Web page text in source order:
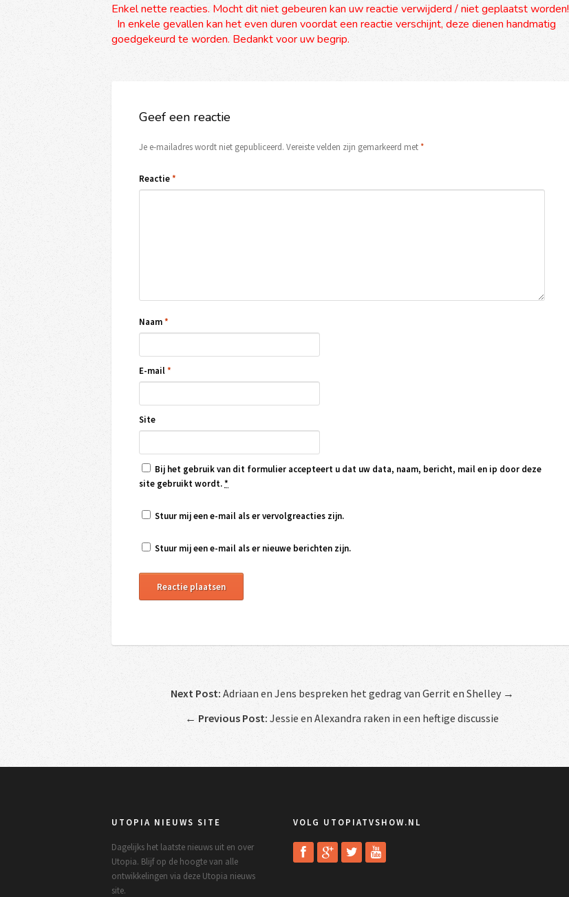
Enkel nette reacties. Mocht dit niet gebeuren kan uw reactie verwijderd / niet geplaatst worden!
In enkele gevallen kan het even duren voordat een reactie verschijnt, deze dienen handmatig
goedgekeurd te worden. Bedankt voor uw begrip.
Geef een reactie
Je e-mailadres wordt niet gepubliceerd. Vereiste velden zijn gemarkeerd met*
Reactie*
Naam*
E-mail*
Site
Bij het gebruik van dit formulier accepteert u dat uw data, naam, bericht, mail en ip door deze
site gebruikt wordt.*
Stuur mij een e-mail als er vervolgreacties zijn.
Stuur mij een e-mail als er nieuwe berichten zijn.
Next Post: Adriaan en Jens bespreken het gedrag van Gerrit en Shelley →
← Previous Post: Jessie en Alexandra raken in een heftige discussie
UTOPIA NIEUWS SITE
Dagelijks het laatste nieuws uit en over
Utopia. Blijf op de hoogte van alle
ontwikkelingen via deze Utopia nieuws
site.
VOLG UTOPIATVSHOW.NL